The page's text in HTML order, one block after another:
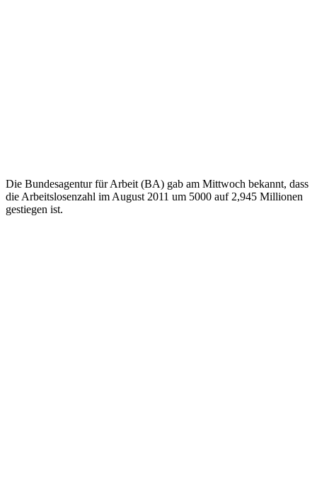
Die Bundesagentur für Arbeit (BA) gab am Mittwoch bekannt, dass
die Arbeitslosenzahl im August 2011 um 5000 auf 2,945 Millionen
gestiegen ist.